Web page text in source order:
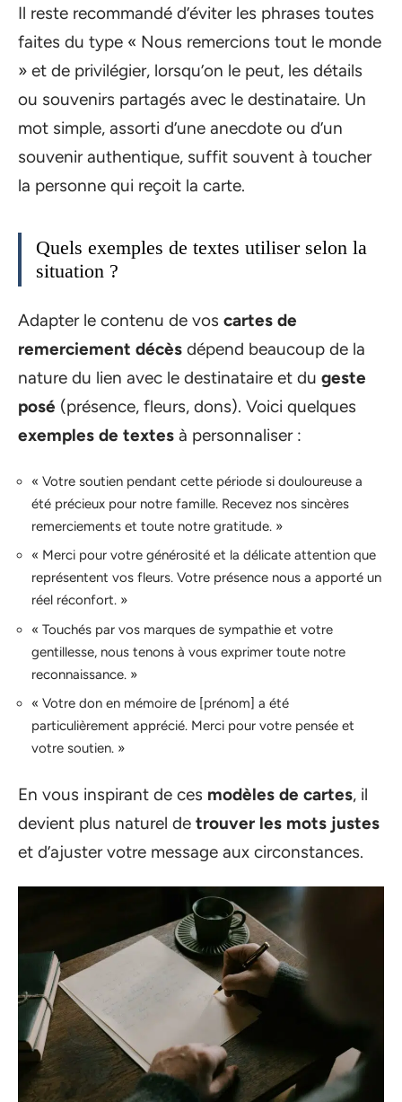
Il reste recommandé d’éviter les phrases toutes
faites du type « Nous remercions tout le monde
» et de privilégier, lorsqu’on le peut, les détails
ou souvenirs partagés avec le destinataire. Un
mot simple, assorti d’une anecdote ou d’un
souvenir authentique, suffit souvent à toucher
la personne qui reçoit la carte.
Quels exemples de textes utiliser selon la
situation ?
Adapter le contenu de vos cartes de
remerciement décès dépend beaucoup de la
nature du lien avec le destinataire et du geste
posé (présence, fleurs, dons). Voici quelques
exemples de textes à personnaliser :
« Votre soutien pendant cette période si douloureuse a
été précieux pour notre famille. Recevez nos sincères
remerciements et toute notre gratitude. »
« Merci pour votre générosité et la délicate attention que
représentent vos fleurs. Votre présence nous a apporté un
réel réconfort. »
« Touchés par vos marques de sympathie et votre
gentillesse, nous tenons à vous exprimer toute notre
reconnaissance. »
« Votre don en mémoire de [prénom] a été
particulièrement apprécié. Merci pour votre pensée et
votre soutien. »
En vous inspirant de ces modèles de cartes, il
devient plus naturel de trouver les mots justes
et d’ajuster votre message aux circonstances.